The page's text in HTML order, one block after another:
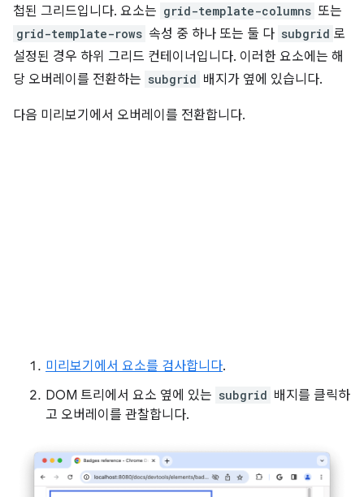
첩된 그리드입니다. 요소는 grid-template-columns 또는
grid-template-rows 속성 중 하나 또는 둘 다 subgrid 로
설정된 경우 하위 그리드 컨테이너입니다. 이러한 요소에는 해
당 오버레이를 전환하는 subgrid 배지가 옆에 있습니다.
다음 미리보기에서 오버레이를 전환합니다.
미리보기에서 요소를 검사합니다.
DOM 트리에서 요소 옆에 있는 subgrid 배지를 클릭하
고 오버레이를 관찰합니다.